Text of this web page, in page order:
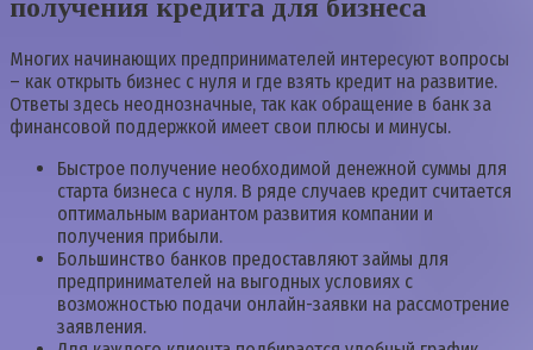
получения кредита для бизнеса
Многих начинающих предпринимателей интересуют вопросы
– как открыть бизнес с нуля и где взять кредит на развитие.
Ответы здесь неоднозначные, так как обращение в банк за
финансовой поддержкой имеет свои плюсы и минусы.
Быстрое получение необходимой денежной суммы для
старта бизнеса с нуля. В ряде случаев кредит считается
оптимальным вариантом развития компании и
получения прибыли.
Большинство банков предоставляют займы для
предпринимателей на выгодных условиях с
возможностью подачи онлайн-заявки на рассмотрение
заявления.